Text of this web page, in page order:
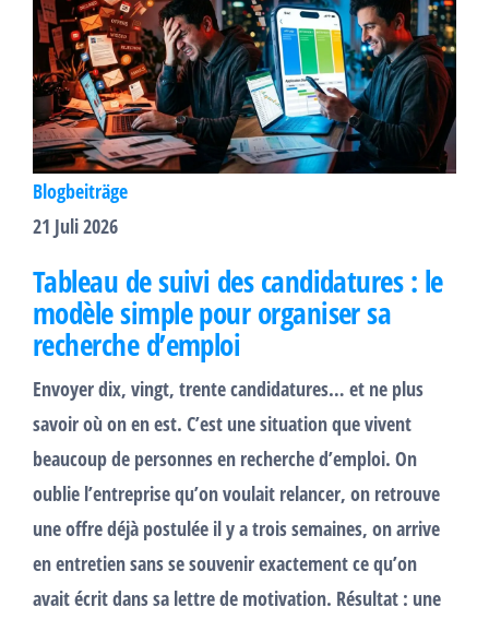
Blogbeiträge
21 Juli 2026
Tableau de suivi des candidatures : le
modèle simple pour organiser sa
recherche d’emploi
Envoyer dix, vingt, trente candidatures… et ne plus
savoir où on en est. C’est une situation que vivent
beaucoup de personnes en recherche d’emploi. On
oublie l’entreprise qu’on voulait relancer, on retrouve
une offre déjà postulée il y a trois semaines, on arrive
en entretien sans se souvenir exactement ce qu’on
avait écrit dans sa lettre de motivation. Résultat : une